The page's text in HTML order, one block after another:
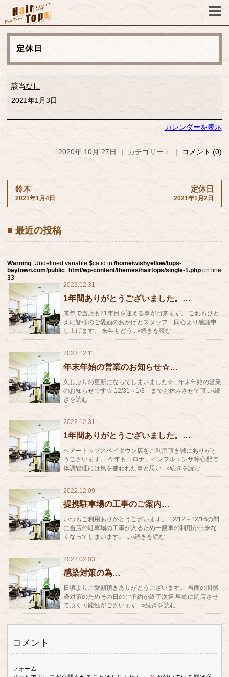
定休日
休該当なし
2021年1月3日
カレンダーを表示
2020年 10月 27日 ｜ カテゴリー： ｜ コメント (0)
鈴木
2021年1月4日
定休日
2021年1月2日
■ 最近の投稿
Warning: Undefined variable $catid in/home/wishyellow/tops-
baytown.com/public_html/wp-content/themes/hairtops/single-1.php on line
33
2023.12.31
1年間ありがとうございました。…
来年で当店も21年目を迎える事が出来ます。 これもひと
えに皆様のご愛顧のおかげとスタッフ一同心より感謝申
し上げます。 来年もどう...»続きを読む
2023.12.11
年末年始の営業のお知らせ☆…
久しぶりの更新になってしまいました☆ 年末年始の営業
のお知らせです☆ 12/31～1/3 までお休みさせて頂...»続
きを読む
2022.12.31
1年間ありがとうございました。…
ヘアートップスベイタウン店をご利用頂き誠にありがと
うございます。 今年もコロナ、インフルエンザ等心配で
体調管理には気を使われた事と思い...»続きを読む
2022.12.09
提携駐車場の工事のご案内…
いつもご利用ありがとうございます。 12/12～12/16の間
に当店の駐車場の工事が入るため一般車の利用が出来な
くなってしまいます。 ...»続きを読む
2022.02.03
感染対策の為…
日頃よりご愛顧頂きありがとうございます。 当面の間感
染対策のためその日のご予約が終了次第 早めに閉店させ
て頂く可能性がございます...»続きを読む
コメント
フォーム